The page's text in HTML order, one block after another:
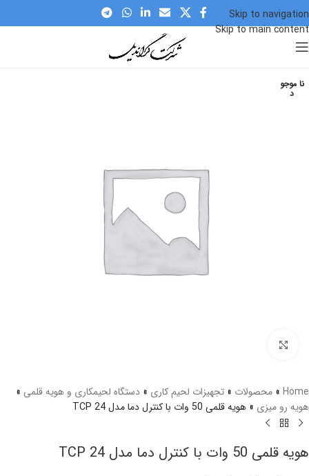
Skip to navigation
Skip to main content
نا موجو
د
Home
» محصولات » تجهیزات لحیم کاری » دستگاه لحیمکاری و هویه قلمی »
هویه رو میزی » هویه قلمی 50 وات با کنترل دما مدل TCP 24
هویه قلمی 50 وات با کنترل دما مدل TCP 24